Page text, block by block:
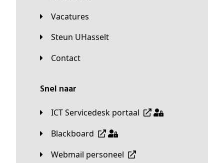
Vacatures
Steun UHasselt
Contact
Snel naar
ICT Servicedesk portaal
Blackboard
Webmail personeel